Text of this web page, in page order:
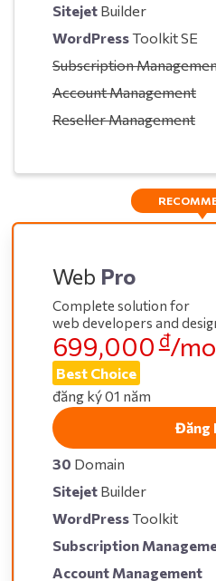
SitejetBuilder
WordPressToolkit SE
Subscription
Account Management
Reseller Management
Web Pro
Complete solution for
web developers and
699,000 đ/mo
Best Choice
đăng ký 01 năm
Đăng
30 Domain
SitejetBuilder
WordPressToolkit
Subscription
Account Management